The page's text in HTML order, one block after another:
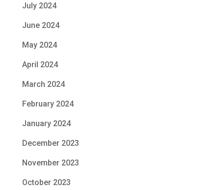
July 2024
June 2024
May 2024
April 2024
March 2024
February 2024
January 2024
December 2023
November 2023
October 2023